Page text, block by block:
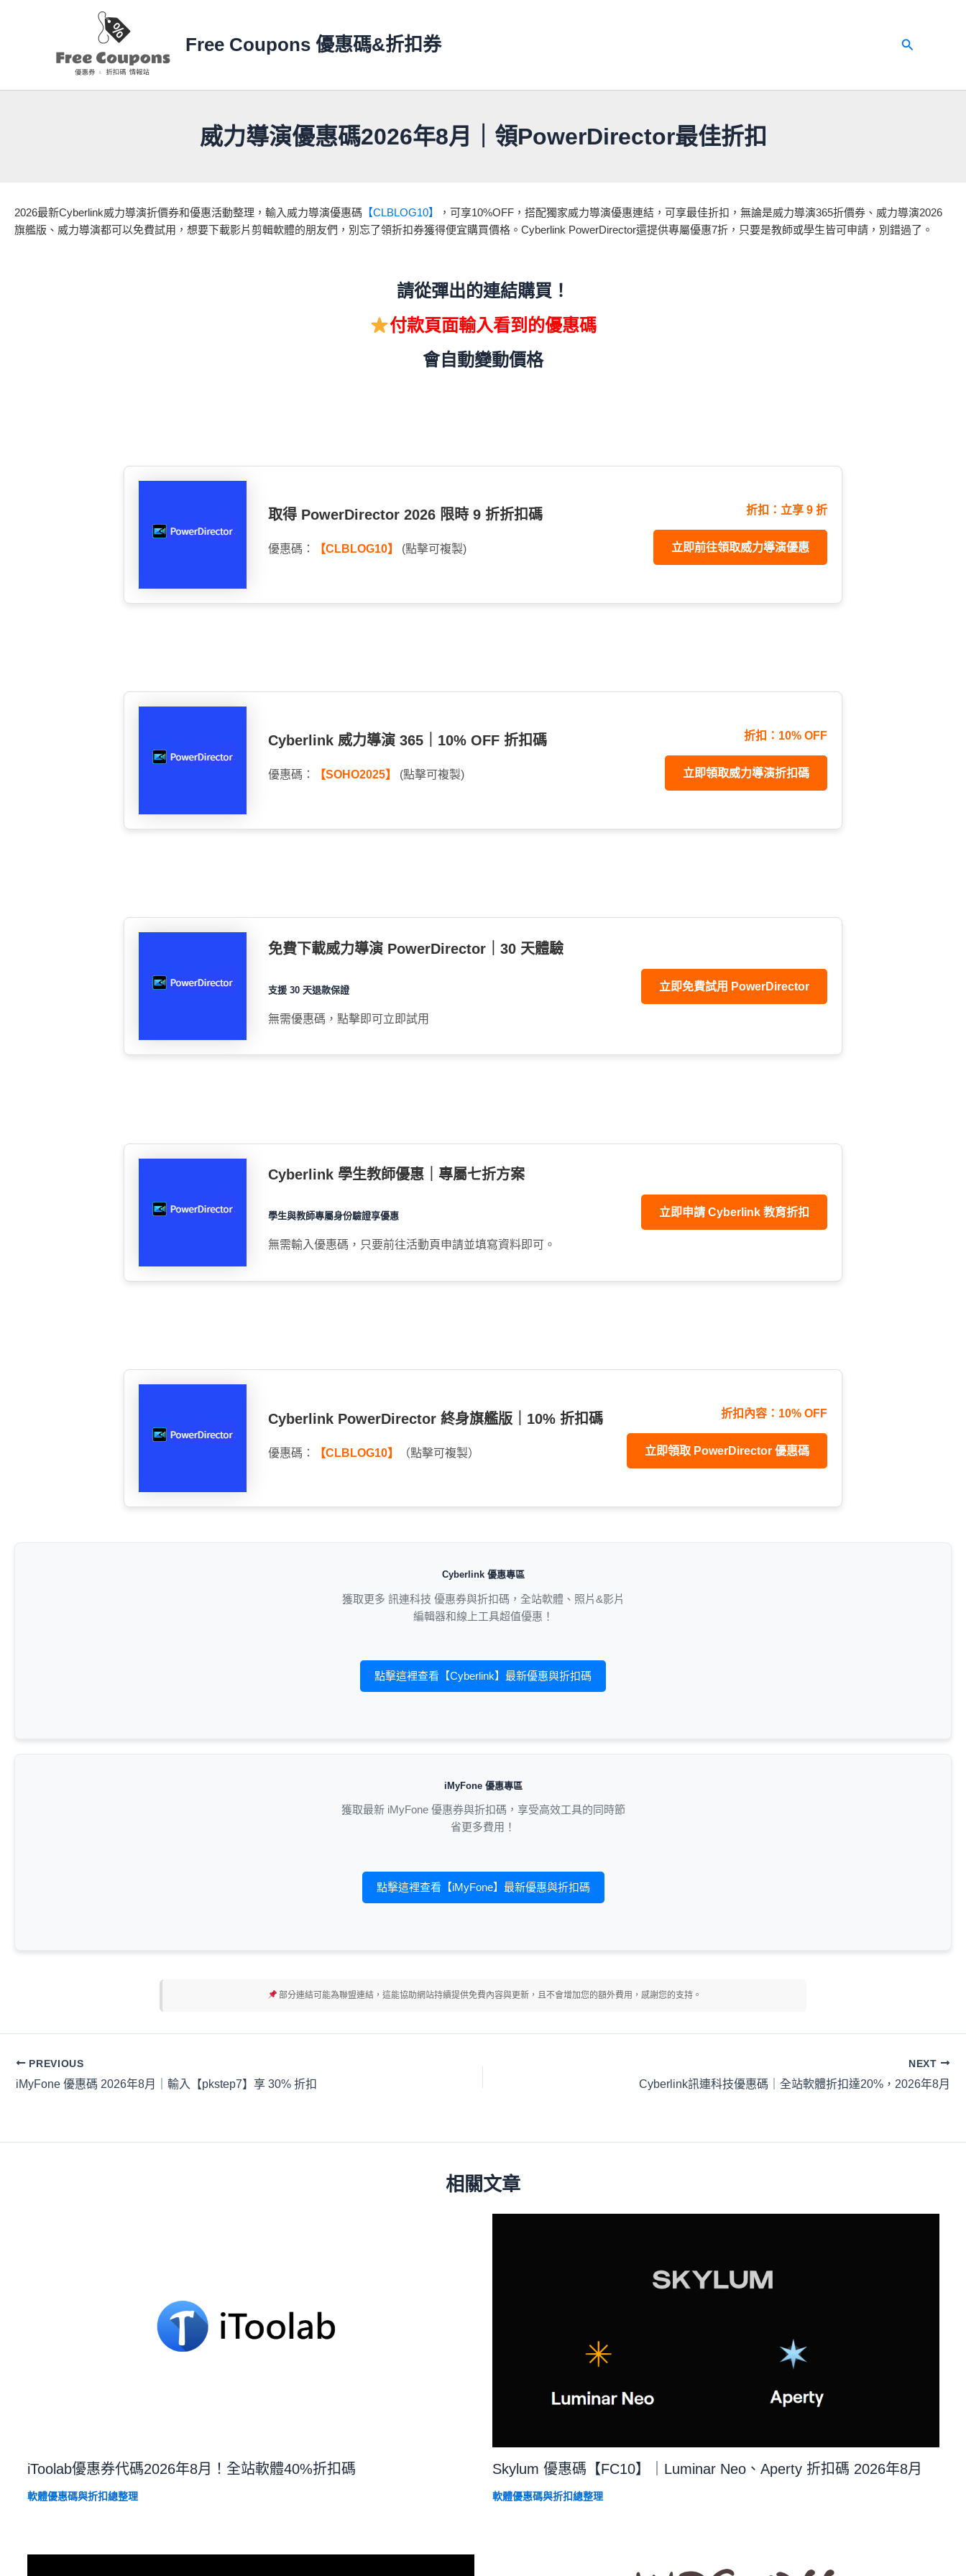
容
Free Coupons 優惠碼&折扣券
搜
威力導演優惠碼2026年8月｜領PowerDirector最佳折扣
2026最新Cyberlink威力導演折價券和優惠活動整理，輸入威力導演優惠碼 【CLBLOG10】
，可享10%OFF，搭配獨家威力導演優惠連結，可享最佳折扣，無論是威力導演365折價券、威力導演2026
旗艦版、威力導演都可以免費試用，想要下載影片剪輯軟體的朋友們，別忘了領折扣券獲得便宜購買價格。Cyberlink PowerDirector還提供專屬優惠7折，只要是教師或學生皆可申請，別錯過了。
請從彈出的連結購買！
付款頁面輸入看到的優惠碼
會自動變動價格
取得 PowerDirector 2026 限時 9 折折扣碼
優惠碼： 【CLBLOG10】 (點擊可複製)
折扣：立享 9 折
立即前往領取威力導演優惠
Cyberlink 威力導演 365｜10% OFF 折扣碼
優惠碼： 【SOHO2025】 (點擊可複製)
折扣：10% OFF
立即領取威力導演折扣碼
免費下載威力導演 PowerDirector｜30 天體驗
支援 30 天退款保證
無需優惠碼，點擊即可立即試用
立即免費試用 PowerDirector
Cyberlink 學生教師優惠｜專屬七折方案
學生與教師專屬身份驗證享優惠
無需輸入優惠碼，只要前往活動頁申請並填寫資料即可。
立即申請 Cyberlink 教育折扣
Cyberlink PowerDirector 終身旗艦版｜10% 折扣碼
優惠碼： 【CLBLOG10】 （點擊可複製）
折扣內容：10% OFF
立即領取 PowerDirector 優惠碼
Cyberlink 優惠專區
獲取更多 訊連科技 優惠券與折扣碼，全站軟體、照片&影片
編輯器和線上工具超值優惠！
點擊這裡查看【Cyberlink】最新優惠與折扣碼
iMyFone 優惠專區
獲取最新 iMyFone 優惠券與折扣碼，享受高效工具的同時節
省更多費用！
點擊這裡查看【iMyFone】最新優惠與折扣碼
部分連結可能為聯盟連結，這能協助網站持續提供免費內容與更新，且不會增加您的額外費用，感謝您的支持。
PREVIOUS
iMyFone 優惠碼 2026年8月｜輸入【pkstep7】享 30% 折扣
NEXT
Cyberlink訊連科技優惠碼｜全站軟體折扣達20%，2026年8月
相關文章
iToolab優惠券代碼2026年8月！全站軟體40%折扣碼
軟體優惠碼與折扣總整理
Skylum 優惠碼【FC10】｜Luminar Neo、Aperty 折扣碼 2026年8月
軟體優惠碼與折扣總整理